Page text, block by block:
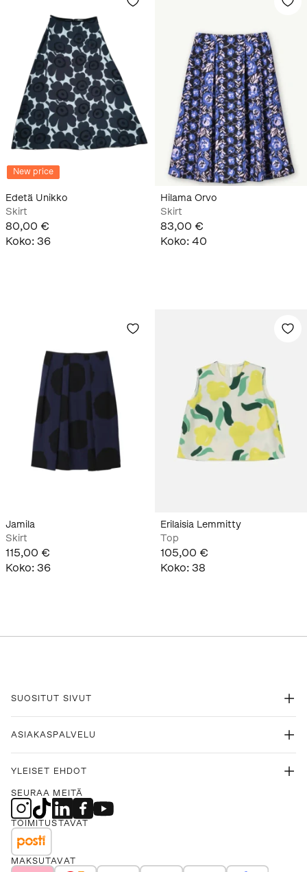
New price
Edetä Unikko
Skirt
80,00 €
Koko: 36
Hilama Orvo
Skirt
83,00 €
Koko: 40
Jamila
Skirt
115,00 €
Koko: 36
Erilaisia Lemmitty
Top
105,00 €
Koko: 38
SUOSITUT SIVUT
ASIAKASPALVELU
YLEISET EHDOT
SEURAA MEITÄ
TOIMITUSTAVAT
MAKSUTAVAT